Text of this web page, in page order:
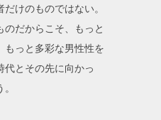
けのものではない。
だからこそ、もっと
っと多彩な男性性を
代とその先に向かっ